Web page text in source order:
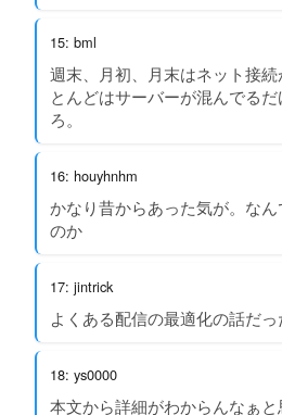
15: bml
週末、月初、月末はネット接
とんどはサーバーが混んでる
ろ。
16: houyhnhm
かなり昔からあった気が。な
のか
17: jintrick
よくある配信の最適化の話だっ
18: ys0000
本文から詳細がわからんなぁ